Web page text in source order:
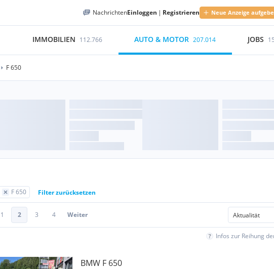
NachrichtenEinloggen | Registrieren Neue Anzeige
IMMOBILIEN 112.766 AUTO & MOTOR 207.014 JOBS
F 650
F 650 Filter zurücksetzen
1 2 3 4 Weiter
Infos zur Reihung
BMW F 650